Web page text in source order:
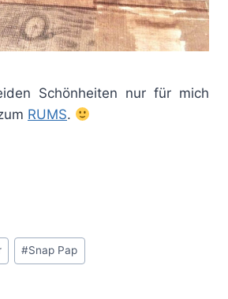
Schönheiten nur für mich
RUMS.
#Snap Pap